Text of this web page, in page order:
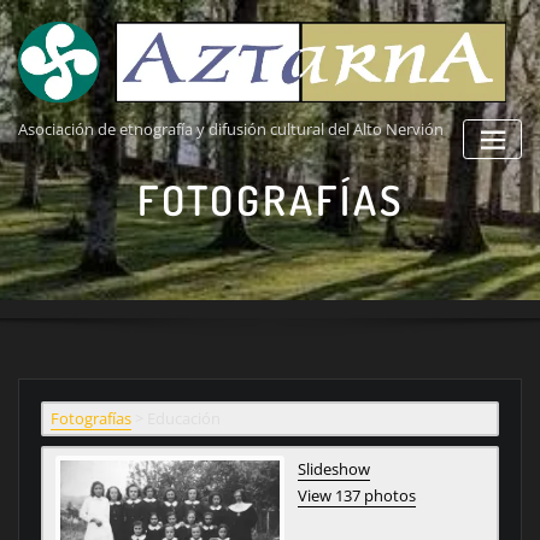
Saltar
al
contenido
Asociación de etnografía y difusión cultural del Alto Nervión
FOTOGRAFÍAS
Fotografías>
Slideshow
View 137 photos